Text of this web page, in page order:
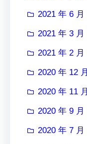
2021 年 6 月
2021 年 3 月
2021 年 2 月
2020 年 12 月
2020 年 11 月
2020 年 9 月
2020 年 7 月